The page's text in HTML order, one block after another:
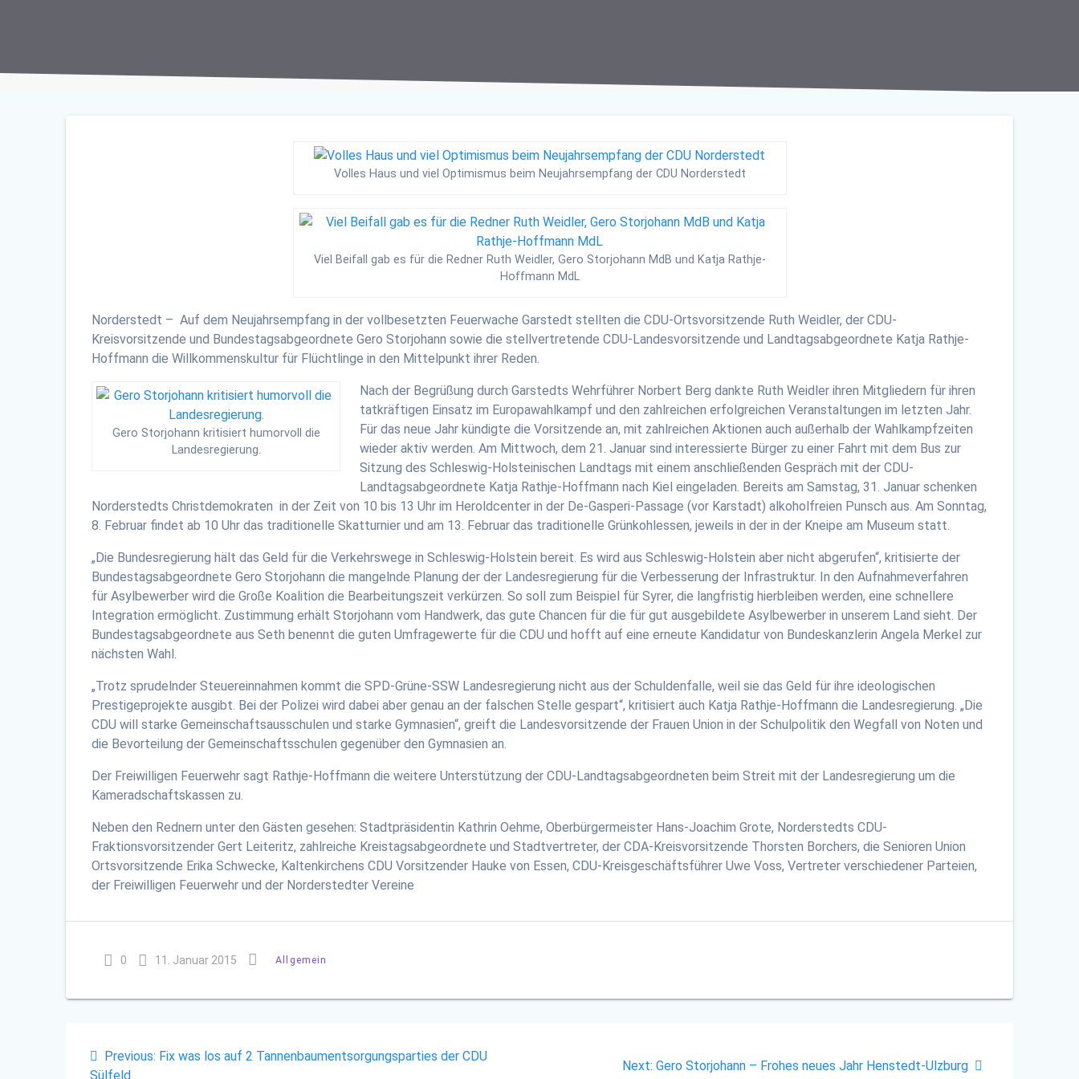
Volles Haus und viel Optimismus beim Neujahrsempfang der CDU Norderstedt
Viel Beifall gab es für die Redner Ruth Weidler, Gero Storjohann MdB und Katja Rathje-
Hoffmann MdL
Norderstedt – Auf dem Neujahrsempfang in der vollbesetzten Feuerwache Garstedt stellten die CDU-Ortsvorsitzende Ruth Weidler, der CDU-
Kreisvorsitzende und Bundestagsabgeordnete Gero Storjohann sowie die stellvertretende CDU-Landesvorsitzende und Landtagsabgeordnete Katja Rathje-
Hoffmann die Willkommenskultur für Flüchtlinge in den Mittelpunkt ihrer Reden.
Gero Storjohann kritisiert humorvoll die
Landesregierung.
Nach der Begrüßung durch Garstedts Wehrführer Norbert Berg dankte Ruth Weidler ihren Mitgliedern für ihren
tatkräftigen Einsatz im Europawahlkampf und den zahlreichen erfolgreichen Veranstaltungen im letzten Jahr.
Für das neue Jahr kündigte die Vorsitzende an, mit zahlreichen Aktionen auch außerhalb der Wahlkampfzeiten
wieder aktiv werden. Am Mittwoch, dem 21. Januar sind interessierte Bürger zu einer Fahrt mit dem Bus zur
Sitzung des Schleswig-Holsteinischen Landtags mit einem anschließenden Gespräch mit der CDU-
Landtagsabgeordnete Katja Rathje-Hoffmann nach Kiel eingeladen. Bereits am Samstag, 31. Januar schenken
Norderstedts Christdemokraten in der Zeit von 10 bis 13 Uhr im Heroldcenter in der De-Gasperi-Passage (vor Karstadt) alkoholfreien Punsch aus. Am Sonntag,
8. Februar findet ab 10 Uhr das traditionelle Skatturnier und am 13. Februar das traditionelle Grünkohlessen, jeweils in der in der Kneipe am Museum statt.
„Die Bundesregierung hält das Geld für die Verkehrswege in Schleswig-Holstein bereit. Es wird aus Schleswig-Holstein aber nicht abgerufen“, kritisierte der
Bundestagsabgeordnete Gero Storjohann die mangelnde Planung der der Landesregierung für die Verbesserung der Infrastruktur. In den Aufnahmeverfahren
für Asylbewerber wird die Große Koalition die Bearbeitungszeit verkürzen. So soll zum Beispiel für Syrer, die langfristig hierbleiben werden, eine schnellere
Integration ermöglicht. Zustimmung erhält Storjohann vom Handwerk, das gute Chancen für die für gut ausgebildete Asylbewerber in unserem Land sieht. Der
Bundestagsabgeordnete aus Seth benennt die guten Umfragewerte für die CDU und hofft auf eine erneute Kandidatur von Bundeskanzlerin Angela Merkel zur
nächsten Wahl.
„Trotz sprudelnder Steuereinnahmen kommt die SPD-Grüne-SSW Landesregierung nicht aus der Schuldenfalle, weil sie das Geld für ihre ideologischen
Prestigeprojekte ausgibt. Bei der Polizei wird dabei aber genau an der falschen Stelle gespart“, kritisiert auch Katja Rathje-Hoffmann die Landesregierung. „Die
CDU will starke Gemeinschaftsausschulen und starke Gymnasien“, greift die Landesvorsitzende der Frauen Union in der Schulpolitik den Wegfall von Noten und
die Bevorteilung der Gemeinschaftsschulen gegenüber den Gymnasien an.
Der Freiwilligen Feuerwehr sagt Rathje-Hoffmann die weitere Unterstützung der CDU-Landtagsabgeordneten beim Streit mit der Landesregierung um die
Kameradschaftskassen zu.
Neben den Rednern unter den Gästen gesehen: Stadtpräsidentin Kathrin Oehme, Oberbürgermeister Hans-Joachim Grote, Norderstedts CDU-
Fraktionsvorsitzender Gert Leiteritz, zahlreiche Kreistagsabgeordnete und Stadtvertreter, der CDA-Kreisvorsitzende Thorsten Borchers, die Senioren Union
Ortsvorsitzende Erika Schwecke, Kaltenkirchens CDU Vorsitzender Hauke von Essen, CDU-Kreisgeschäftsführer Uwe Voss, Vertreter verschiedener Parteien,
der Freiwilligen Feuerwehr und der Norderstedter Vereine
0 11. Januar 2015 Allgemein
Beitragsnavigation
Previous: Previous
Fix was los auf 2 Tannenbaumentsorgungsparties der CDU
Sülfeld
Next: Next
Gero Storjohann – Frohes neues Jahr Henstedt-Ulzburg